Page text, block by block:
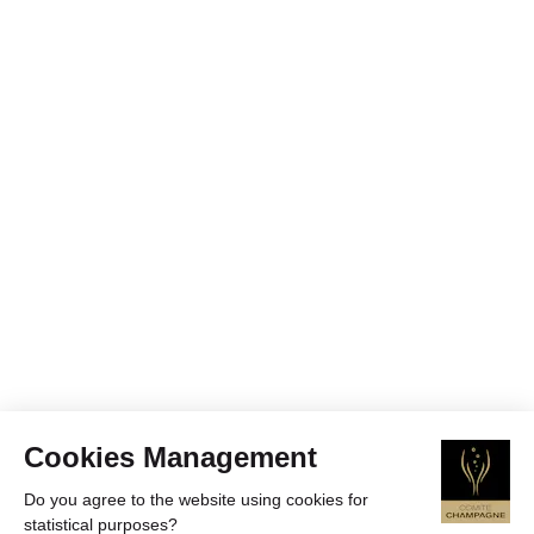
Cookies Management
Do you agree to the website using cookies for
statistical purposes?